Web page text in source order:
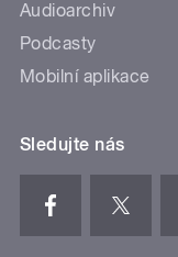
Audioarchiv
Podcasty
Mobilní aplikace
Sledujte nás